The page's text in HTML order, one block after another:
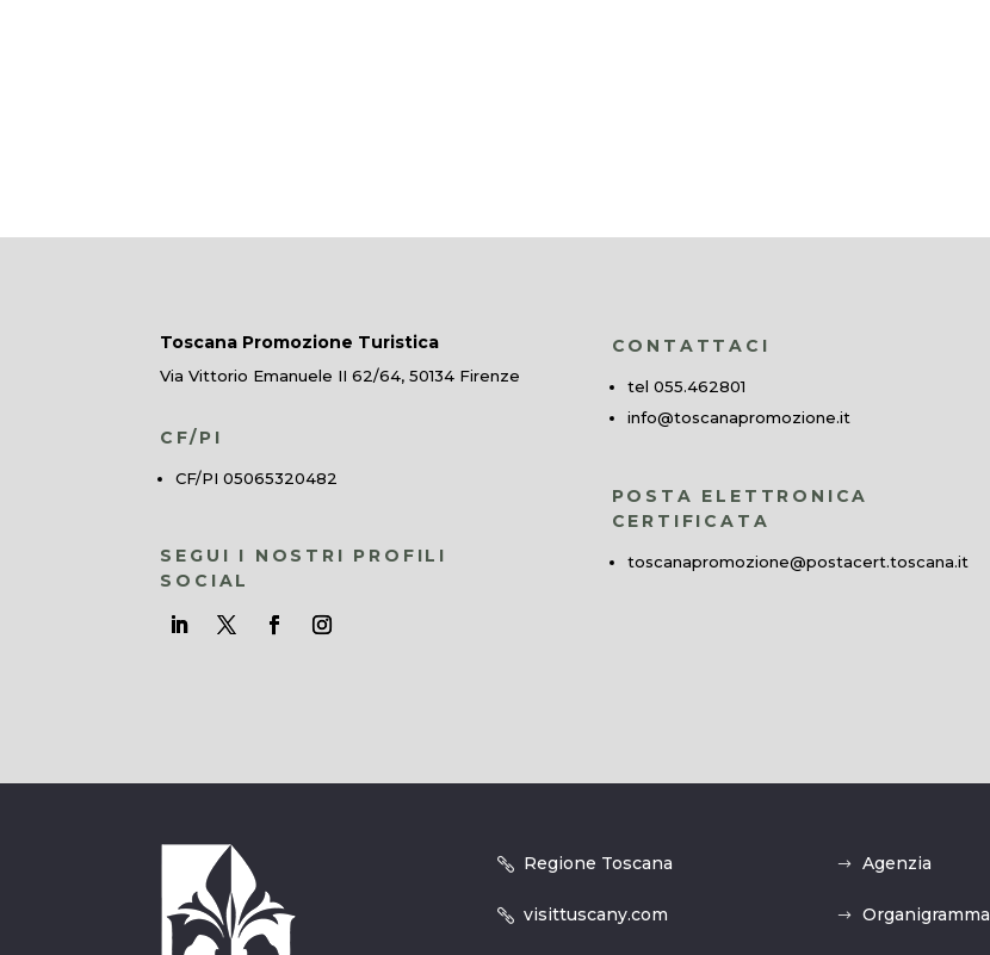
Toscana Promozione Turistica
Via Vittorio Emanuele II 62/64, 50134 Firenze
CF/PI
CF/PI 05065320482
SEGUI I NOSTRI PROFILI
SOCIAL
CONTATTACI
tel 055.462801
info@toscanapromozione.it
POSTA ELETTRONICA
CERTIFICATA
toscanapromozione@postacert.toscana.it
Regione Toscana
visittuscany.com
Agenzia
Organigramma